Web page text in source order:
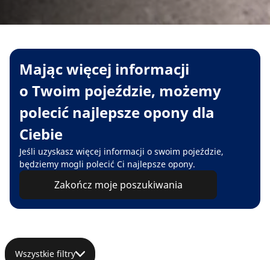
Mając więcej informacji
o Twoim pojeździe, możemy
polecić najlepsze opony dla
Ciebie
Jeśli uzyskasz więcej informacji o swoim pojeździe,
będziemy mogli polecić Ci najlepsze opony.
Zakończ moje poszukiwania
Wszystkie filtry